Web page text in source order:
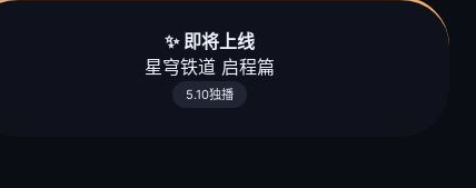
✨ 即将上线
星穹铁道 启程篇
5.10独播